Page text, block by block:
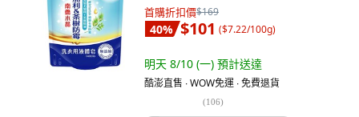
首購折扣價$169
40% $101 ($7.22/100g)
明天 8/10 (一) 預計送達
酷澎直售 ∙ WOW免運 ∙ 免費退貨
(106)